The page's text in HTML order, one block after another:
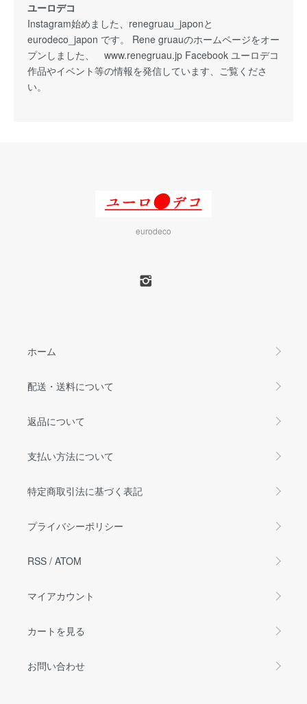
ユーロデコ
Instagram始めました、renegruau_japonと
eurodeco_japon です。 Rene gruauのホームページをオー
プンしました、 www.renegruau.jp Facebook ユーロデコ
作品やイベント等の情報を発信しています、ご覧くださ
い。
eurodeco
ホーム
配送・送料について
返品について
支払い方法について
特定商取引法に基づく表記
プライバシーポリシー
RSS / ATOM
マイアカウント
カートを見る
お問い合わせ